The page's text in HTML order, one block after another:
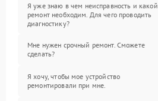
Я уже знаю в чем неисправность и какой
ремонт необходим. Для чего проводить
диагностику?
Мне нужен срочный ремонт. Сможете
сделать?
Я хочу, чтобы мое устройство
ремонтировали при мне.